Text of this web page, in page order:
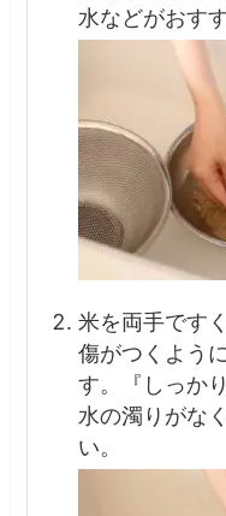
水などがおす
米を両手です
傷がつくよう
す。『しっか
水の濁りがな
い。